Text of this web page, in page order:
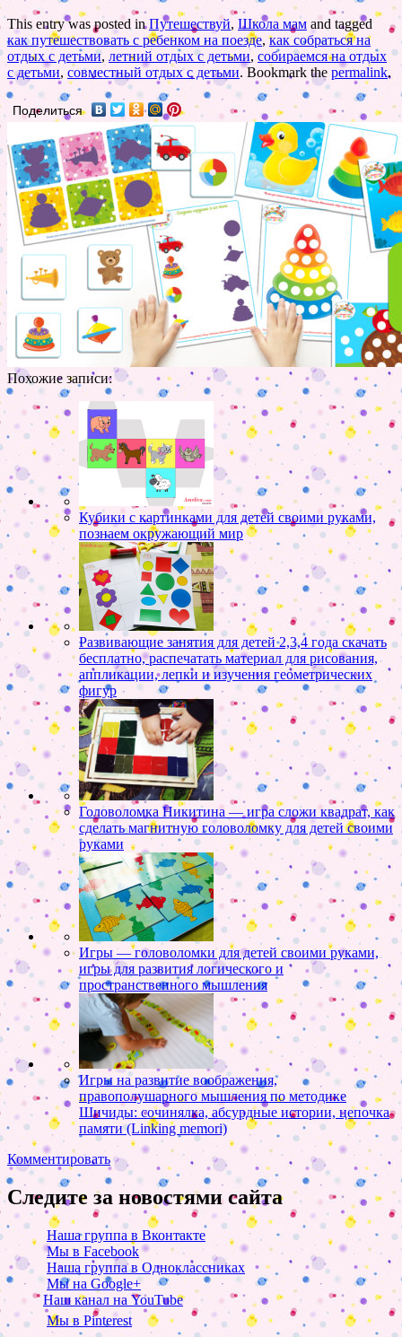
This entry was posted inПутешествуй, Школа мам and tagged
как путешествовать с ребенком на поезде,как собраться на
отдых с детьми, летний отдых с детьми, собираемся на отдых
с детьми, совместный отдых с детьми. Bookmark the permalink.
Поделиться
Похожие записи:
Кубики с картинками для детей своими руками,
познаем окружающий мир
Развивающие занятия для детей 2,3,4 года скачать
бесплатно, распечатать материал для рисования,
аппликации, лепки и изучения геометрических
фигур
Головоломка Никитина — игра сложи квадрат, как
сделать магнитную головоломку для детей своими
руками
Игры — головоломки для детей своими руками,
игры для развития логического и
пространственного мышления
Игры на развитие воображения,
правополушарного мышления по методике
Шичиды: сочинялка, абсурдные истории, цепочка
памяти (Linking memori)
Комментировать
Следите за новостями сайта
Наша группа в Вконтакте
Мы в Facebook
Наша группа в Одноклассниках
Мы на Google+
Наш канал на YouTube
Мы в Pinterest